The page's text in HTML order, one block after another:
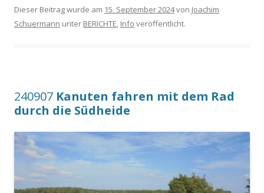
Dieser Beitrag wurde am 15. September 2024von Joachim
Schuermann unter BERICHTE, Info veröffentlicht.
240907 Kanuten fahren mit dem Rad
durch die Südheide